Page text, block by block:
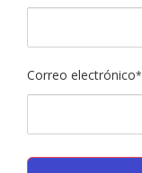
Correo electrónico*